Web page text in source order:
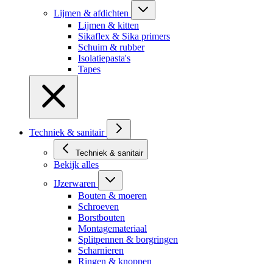
Lijmen & afdichten
Lijmen & kitten
Sikaflex & Sika primers
Schuim & rubber
Isolatiepasta's
Tapes
Techniek & sanitair
Techniek & sanitair
Bekijk alles
IJzerwaren
Bouten & moeren
Schroeven
Borstbouten
Montagemateriaal
Splitpennen & borgringen
Scharnieren
Ringen & knoppen